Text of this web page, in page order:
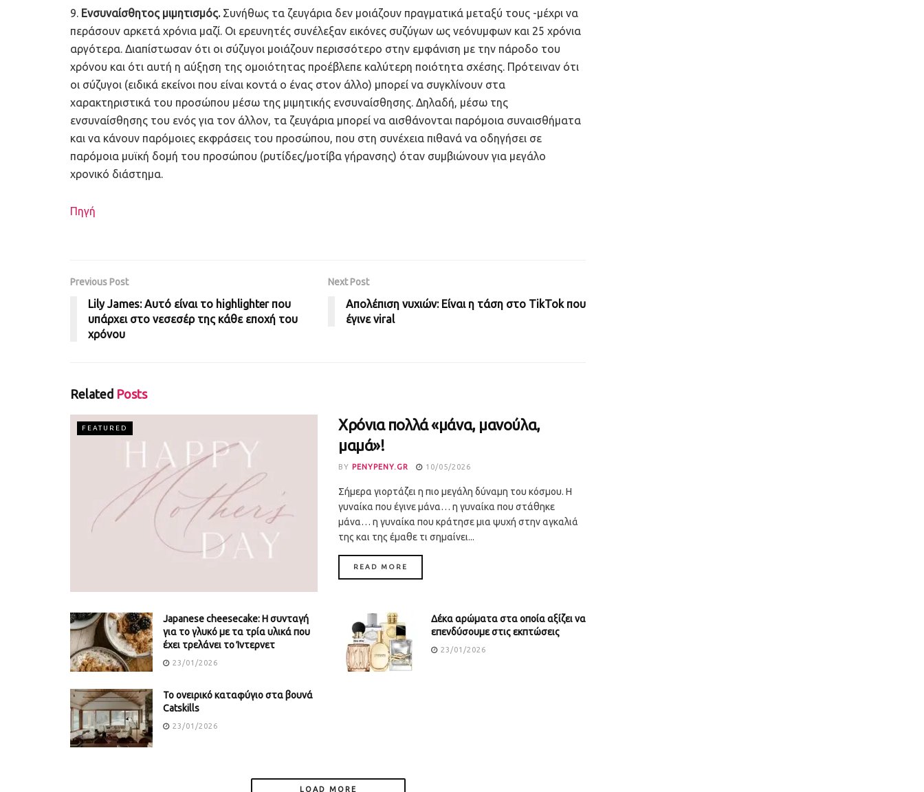
9. Ενσυναίσθητος μιμητισμός.Συνήθως τα ζευγάρια δεν μοιάζουν πραγματικά μεταξύ τους -μέχρι να
περάσουν αρκετά χρόνια μαζί. Οι ερευνητές συνέλεξαν εικόνες συζύγων ως νεόνυμφων και 25 χρόνια
αργότερα. Διαπίστωσαν ότι οι σύζυγοι μοιάζουν περισσότερο στην εμφάνιση με την πάροδο του
χρόνου και ότι αυτή η αύξηση της ομοιότητας προέβλεπε καλύτερη ποιότητα σχέσης. Πρότειναν ότι
οι σύζυγοι (ειδικά εκείνοι που είναι κοντά ο ένας στον άλλο) μπορεί να συγκλίνουν στα
χαρακτηριστικά του προσώπου μέσω της μιμητικής ενσυναίσθησης. Δηλαδή, μέσω της
ενσυναίσθησης του ενός για τον άλλον, τα ζευγάρια μπορεί να αισθάνονται παρόμοια συναισθήματα
και να κάνουν παρόμοιες εκφράσεις του προσώπου, που στη συνέχεια πιθανά να οδηγήσει σε
παρόμοια μυϊκή δομή του προσώπου (ρυτίδες/μοτίβα γήρανσης) όταν συμβιώνουν για μεγάλο
χρονικό διάστημα.
Πηγή
Previous Post
Lily James: Αυτό είναι το highlighter που
υπάρχει στο νεσεσέρ της κάθε εποχή του
χρόνου
Next Post
Απολέπιση νυχιών: Είναι η τάση στο TikTok που
έγινε viral
Related Posts
FEATURED
Χρόνια πολλά «μάνα, μανούλα,
μαμά»!
BY PENYPENY.GR 10/05/2026
Σήμερα γιορτάζει η πιο μεγάλη δύναμη του κόσμου. Η
γυναίκα που έγινε μάνα… η γυναίκα που στάθηκε
μάνα… η γυναίκα που κράτησε μια ψυχή στην αγκαλιά
της και της έμαθε τι σημαίνει...
READ MORE
Japanese cheesecake: Η συνταγή
για το γλυκό με τα τρία υλικά που
έχει τρελάνει το Ίντερνετ
23/01/2026
Δέκα αρώματα στα οποία αξίζει να
επενδύσουμε στις εκπτώσεις
23/01/2026
Το ονειρικό καταφύγιο στα βουνά
Catskills
23/01/2026
LOAD MORE